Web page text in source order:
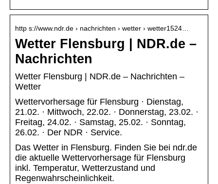
http s://www.ndr.de › nachrichten › wetter › wetter1524…
Wetter Flensburg | NDR.de –
Nachrichten
Wetter Flensburg | NDR.de – Nachrichten –
Wetter
Wettervorhersage für Flensburg · Dienstag,
21.02. · Mittwoch, 22.02. · Donnerstag, 23.02. ·
Freitag, 24.02. · Samstag, 25.02. · Sonntag,
26.02. · Der NDR · Service.
Das Wetter in Flensburg. Finden Sie bei ndr.de
die aktuelle Wettervorhersage für Flensburg
inkl. Temperatur, Wetterzustand und
Regenwahrscheinlichkeit.